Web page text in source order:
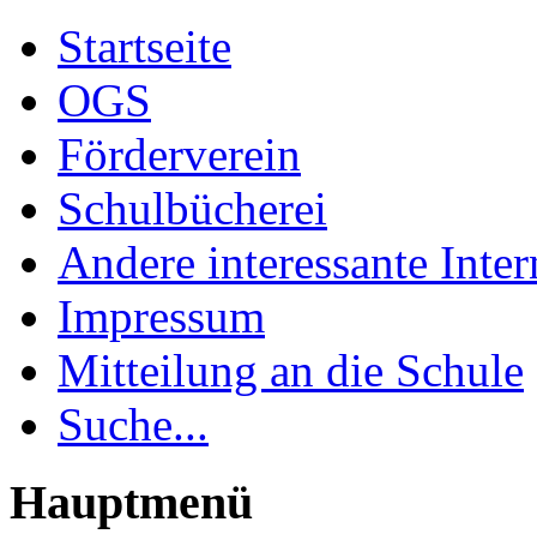
Startseite
OGS
Förderverein
Schulbücherei
Andere interessante
Impressum
Mitteilung an die Schule
Suche...
Hauptmenü